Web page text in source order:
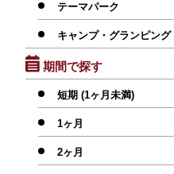
テーマパーク
キャンプ・グランピング
期間で探す
短期 (1ヶ月未満)
1ヶ月
2ヶ月